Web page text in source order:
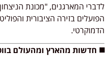
לדברי המארגנים, "מכונת
הפועלים בזירה הציבורית
הדמוקרטי.
◼️ חדשות מהארץ ומהעולם